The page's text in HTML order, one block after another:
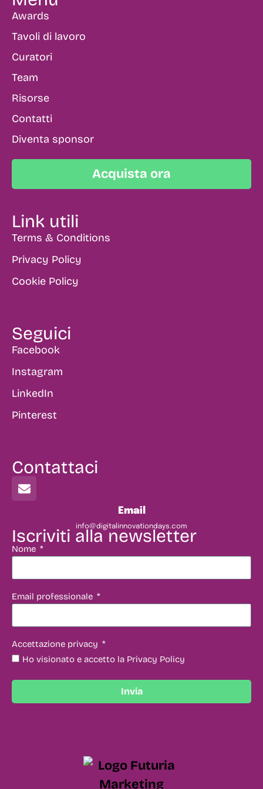
Awards
Tavoli di lavoro
Curatori
Team
Risorse
Contatti
Diventa sponsor
Acquista ora
Link utili
Terms & Conditions
Privacy Policy
Cookie Policy
Seguici
Facebook
Instagram
LinkedIn
Pinterest
Contattaci
Email
info@digitalinnovationdays.com
Iscriviti alla newsletter
Nome
Email professionale
Accettazione privacy
Ho visionato e accetto la Privacy Policy
Invia